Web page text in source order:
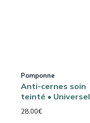
Pomponne
Anti-cernes soin
teinté • Universel
28,00€